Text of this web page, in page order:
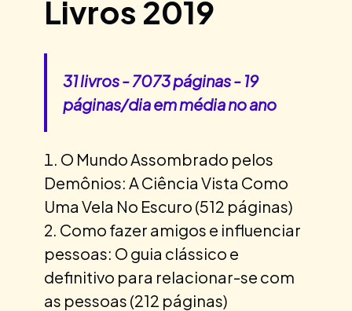
Livros 2019
31 livros - 7073 páginas - 19
páginas/dia em média no ano
O Mundo Assombrado pelos
Demônios: A Ciência Vista Como
Uma Vela No Escuro (512 páginas)
Como fazer amigos e influenciar
pessoas: O guia clássico e
definitivo para relacionar-se com
as pessoas (212 páginas)